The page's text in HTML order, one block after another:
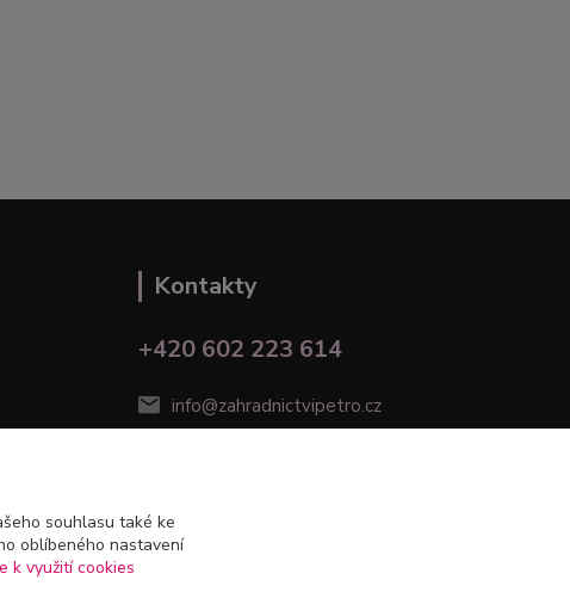
Kontakty
+420 602 223 614
info@zahradnictvipetro.cz
souhlasu také ke
oblíbeného nastavení
k využití cookies